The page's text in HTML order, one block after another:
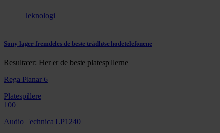
Teknologi
Sony lager fremdeles de beste trådløse hodetelefonene
Resultater: Her er de beste platespillerne
Rega Planar 6
Platespillere
100
Audio Technica LP1240